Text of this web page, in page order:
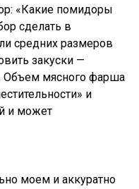
«Какие помидоры
сделать в
средних размеров
закуски —
Объем мясного фарша
и
и может
моем и аккуратно